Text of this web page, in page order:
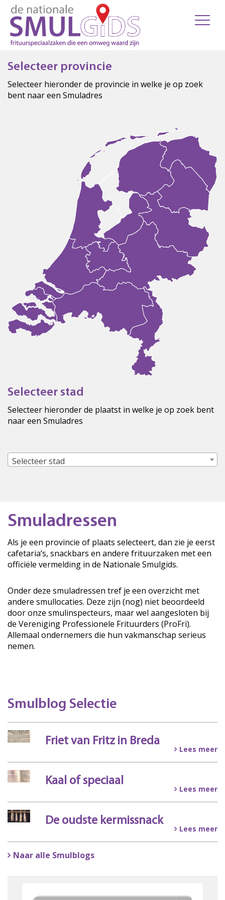
Selecteer provincie
Selecteer hieronder de provincie in welke je op zoek
bent naar een Smuladres
Selecteer stad
Selecteer hieronder de plaatst in welke je op zoek bent
naar een Smuladres
Selecteer stad
Smuladressen
Als je een provincie of plaats selecteert, dan zie je eerst
cafetaria’s, snackbars en andere frituurzaken met een
officiële vermelding in de Nationale Smulgids.
Onder deze smuladressen tref je een overzicht met
andere smullocaties. Deze zijn (nog) niet beoordeeld
door onze smulinspecteurs, maar wel aangesloten bij
de Vereniging Professionele Frituurders (ProFri).
Allemaal ondernemers die hun vakmanschap serieus
nemen.
Smulblog Selectie
Friet van Fritz in Breda
Lees meer
Kaal of speciaal
Lees meer
De oudste kermissnack
Lees meer
Naar alle Smulblogs